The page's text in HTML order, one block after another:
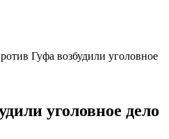
Гуфа возбудили уголовное
уголовное дело